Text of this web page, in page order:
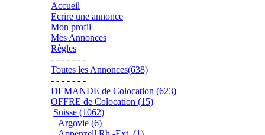
Accueil
Ecrire une annonce
Mon profil
Mes Annonces
Règles
- - - - - - -
Toutes les Annonces(638)
- - - - - - -
DEMANDE de Colocation (623)
OFFRE de Colocation (15)
Suisse (1062)
Argovie (6)